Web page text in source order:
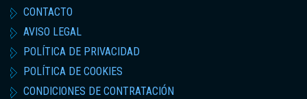
CONTACTO
AVISO LEGAL
POLÍTICA DE PRIVACIDAD
POLÍTICA DE COOKIES
CONDICIONES DE CONTRATACIÓN